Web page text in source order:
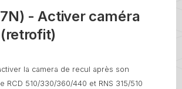
- Activer caméra
la camera de recul après son
RCD 510/330/360/440 et RNS 315/510